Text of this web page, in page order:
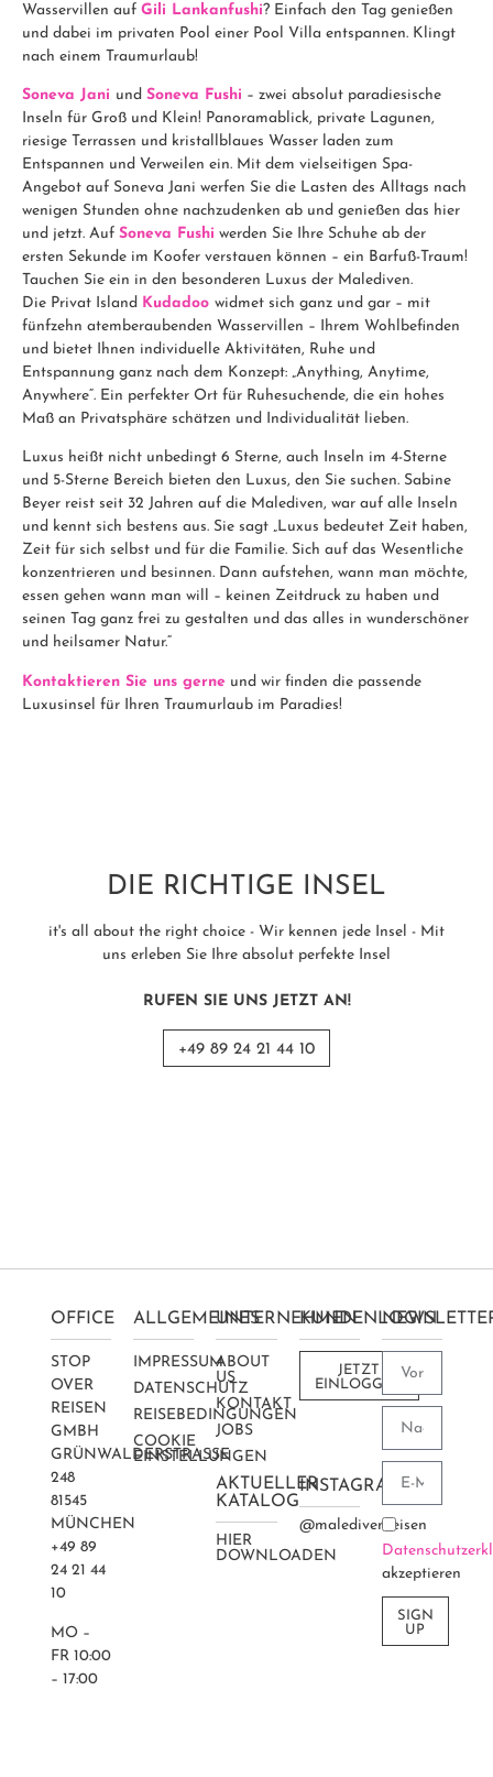
Wasservillen auf Gili Lankanfushi? Einfach den Tag genießen
und dabei im privaten Pool einer Pool Villa entspannen. Klingt
nach einem Traumurlaub!
Soneva Jani und Soneva Fushi – zwei absolut paradiesische
Inseln für Groß und Klein! Panoramablick, private Lagunen,
riesige Terrassen und kristallblaues Wasser laden zum
Entspannen und Verweilen ein. Mit dem vielseitigen Spa-
Angebot auf Soneva Jani werfen Sie die Lasten des Alltags nach
wenigen Stunden ohne nachzudenken ab und genießen das hier
und jetzt. Auf Soneva Fushi werden Sie Ihre Schuhe ab der
ersten Sekunde im Koofer verstauen können – ein Barfuß-Traum!
Tauchen Sie ein in den besonderen Luxus der Malediven.
Die Privat Island Kudadoo widmet sich ganz und gar – mit
fünfzehn atemberaubenden Wasservillen – Ihrem Wohlbefinden
und bietet Ihnen individuelle Aktivitäten, Ruhe und
Entspannung ganz nach dem Konzept: „Anything, Anytime,
Anywhere“. Ein perfekter Ort für Ruhesuchende, die ein hohes
Maß an Privatsphäre schätzen und Individualität lieben.
Luxus heißt nicht unbedingt 6 Sterne, auch Inseln im 4-Sterne
und 5-Sterne Bereich bieten den Luxus, den Sie suchen. Sabine
Beyer reist seit 32 Jahren auf die Malediven, war auf alle Inseln
und kennt sich bestens aus. Sie sagt „Luxus bedeutet Zeit haben,
Zeit für sich selbst und für die Familie. Sich auf das Wesentliche
konzentrieren und besinnen. Dann aufstehen, wann man möchte,
essen gehen wann man will – keinen Zeitdruck zu haben und
seinen Tag ganz frei zu gestalten und das alles in wunderschöner
und heilsamer Natur.“
Kontaktieren Sie uns gerne und wir finden die passende
Luxusinsel für Ihren Traumurlaub im Paradies!
DIE RICHTIGE INSEL
it's all about the right choice - Wir kennen jede Insel - Mit
uns erleben Sie Ihre absolut perfekte Insel
RUFEN SIE UNS JETZT AN!
+49 89 24 21 44 10
OFFICE
STOP
OVER
REISEN
GMBH
GRÜNWALDERSTRASSE 2
48
81545
MÜNCHEN
+49 89
24 21 44
10
MO –
FR 10:00
– 17:00
ALLGEMEINES
IMPRESSUM
DATENSCHUTZ
REISEBEDINGUNGEN
COOKIE
EINSTELLUNGEN
UNTERNEHMEN
ABOUT
US
KONTAKT
JOBS
AKTUELLER
KATALOG
HIER
DOWNLOADEN
KUNDENLOGIN
JETZT
EINLOGGEN
INSTAGRAM
@maledivenreisen
akzeptieren
SIGN
UP